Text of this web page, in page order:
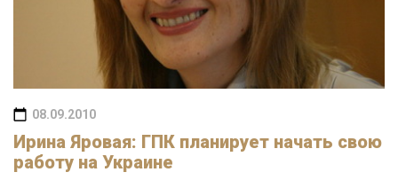
08.09.2010
Ирина Яровая: ГПК планирует начать свою
работу на Украине